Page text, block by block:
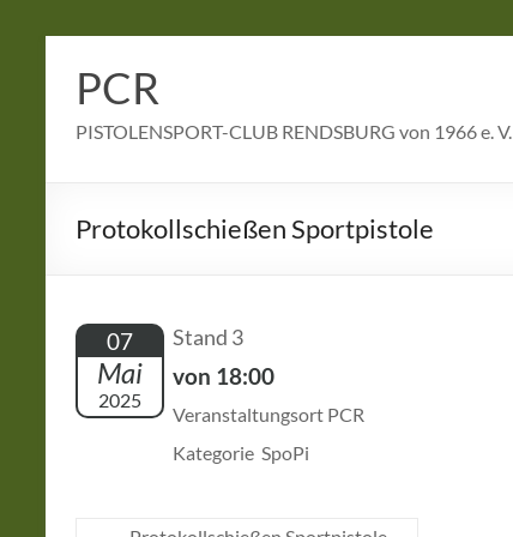
Inhalt
springen
PCR
PISTOLENSPORT-CLUB RENDSBURG von 1966 e. V.
Protokollschießen Sportpistole
07
Mai
2025
Stand 3
von 18:00
Veranstaltungsort PCR
Kategorie SpoPi